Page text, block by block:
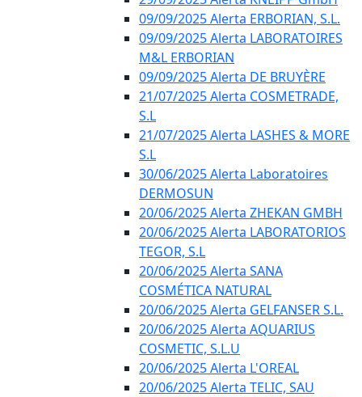
09/09/2025 Alerta ERBORIAN, S.L.
09/09/2025 Alerta LABORATOIRES
M&L ERBORIAN
09/09/2025 Alerta DE BRUYÈRE
21/07/2025 Alerta COSMETRADE,
S.L
21/07/2025 Alerta LASHES & MORE
S.L
30/06/2025 Alerta Laboratoires
DERMOSUN
20/06/2025 Alerta ZHEKAN GMBH
20/06/2025 Alerta LABORATORIOS
TEGOR, S.L
20/06/2025 Alerta SANA
COSMÉTICA NATURAL
20/06/2025 Alerta GELFANSER S.L.
20/06/2025 Alerta AQUARIUS
COSMETIC, S.L.U
20/06/2025 Alerta L'OREAL
20/06/2025 Alerta TELIC, SAU